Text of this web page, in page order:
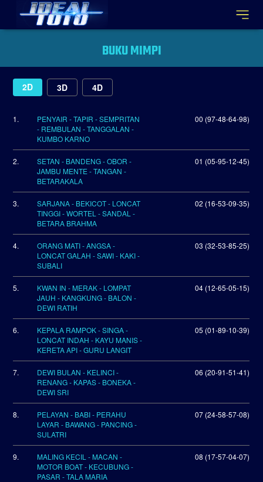
BUKU MIMPI
2D 3D 4D
1.
PENYAIR - TAPIR - SEMPRITAN
- REMBULAN - TANGGALAN -
KUMBO KARNO
00 (97-48-64-98)
2.
SETAN - BANDENG - OBOR -
JAMBU MENTE - TANGAN -
BETARAKALA
01 (05-95-12-45)
3.
SARJANA - BEKICOT - LONCAT
TINGGI - WORTEL - SANDAL -
BETARA BRAHMA
02 (16-53-09-35)
4.
ORANG MATI - ANGSA -
LONCAT GALAH - SAWI - KAKI -
SUBALI
03 (32-53-85-25)
5.
KWAN IN - MERAK - LOMPAT
JAUH - KANGKUNG - BALON -
DEWI RATIH
04 (12-65-05-15)
6.
KEPALA RAMPOK - SINGA -
LONCAT INDAH - KAYU MANIS -
KERETA API - GURU LANGIT
05 (01-89-10-39)
7.
DEWI BULAN - KELINCI -
RENANG - KAPAS - BONEKA -
DEWI SRI
06 (20-91-51-41)
8.
PELAYAN - BABI - PERAHU
LAYAR - BAWANG - PANCING -
SULATRI
07 (24-58-57-08)
9.
MALING KECIL - MACAN -
MOTOR BOAT - KECUBUNG -
PASAR - TALA MARIA
08 (17-57-04-07)